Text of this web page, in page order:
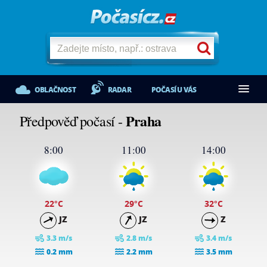
OBLAČNOST RADAR POČASÍ U VÁS
Předpověď počasí -Praha
8:00
22°C
JZ
3.3 m/s
0.2 mm
11:00
29°C
JZ
2.8 m/s
2.2 mm
14:00
32°C
Z
3.4 m/s
3.5 mm